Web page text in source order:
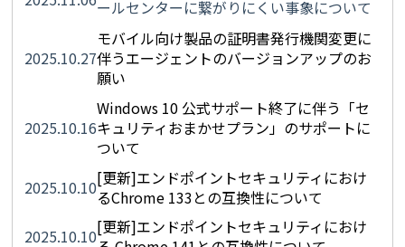
ールセンターに繋がりにくい事象について
2025.10.27
モバイル向け製品の証明書発行機関変更に
伴うエージェントのバージョンアップのお
願い
2025.10.16
Windows 10 公式サポート終了に伴う「セ
キュリティおまかせプラン」のサポートに
ついて
2025.10.10[更新]エンドポイントセキュリティにおけ
るChrome 133との互換性について
2025.10.10[更新]エンドポイントセキュリティにおけ